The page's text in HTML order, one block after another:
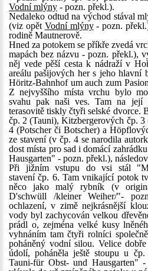
Vodní mlýny - pozn. překl.).
Nedaleko odtud na východ stával
(viz opět Vodní mlýny- pozn.
rodině Mautnerově.
Hned za potokem se příkře zvedá
mapách bez názvu - pozn. překl.),
něj vede pěší cesta k nádraží v
areálu pašijových her s jeho hlavní
Höritz-Bahnhof um auch zum
Z nejvyššího místa vrchu bylo
svahu pak naši ves. Tam na její
terasovitě tiskly čtyři selské dvorce.
čp. 2 (Tauni), Kitzbergerových čp.
4 (Potscher či Botscher) a
ze stavení (v čp. 4 se narodila
dost místa pro sad i domácí
Hausgarten" - pozn. překl.),
Při jižním vstupu do vsi stál
stavení čp. 6. Tam vnikající potok
něco jako malý rybník (v
D'schwüll /kleiner Weiher/"-
ochlazení, v zimě nejkrásnější
vody byl zachycován velkou
prádl o, zejména velké kusy
vyhnáním tam čtyři rolníci
poháněný vodní silou. Velice
údolí, poháněla ještě stoupu u
Tauni-für Obst- und Hausgarten"